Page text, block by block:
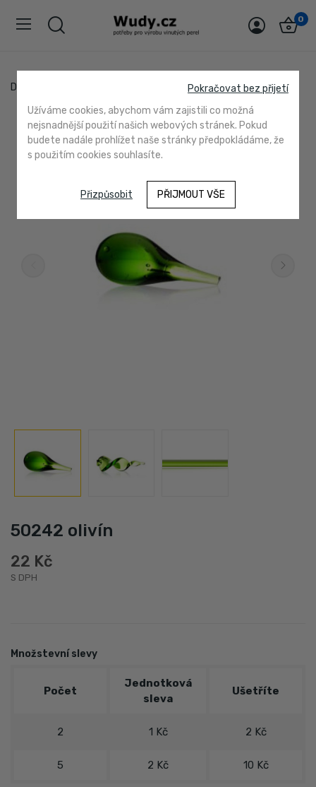
0
Domů
50242 olivín
22 Kč
S DPH
Množstevní slevy
Počet
Jednotková
sleva
Ušetříte
2 1 Kč 2 Kč
5 2 Kč 10 Kč
Pokračovat bez přijetí
Užíváme cookies, abychom vám zajistili co možná
nejsnadnější použití našich webových stránek. Pokud
budete nadále prohlížet naše stránky předpokládáme, že
s použitím cookies souhlasíte.
Přizpůsobit PŘIJMOUT VŠE